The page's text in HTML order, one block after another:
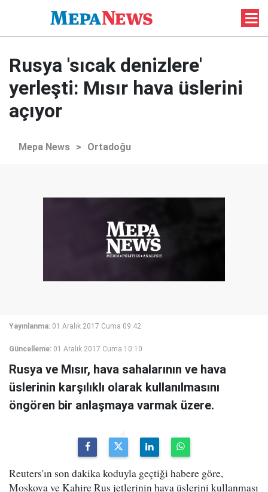
Rusya 'sıcak denizlere'
yerleşti: Mısır hava üslerini
açıyor
Mepa News > Ortadoğu
Yayınlanma: 01 Aralık 2017 Cuma 09:42
Güncelleme: 01 Aralık 2017 Cuma 10:10
Rusya ve Mısır, hava sahalarının ve hava
üslerinin karşılıklı olarak kullanılmasını
öngören bir anlaşmaya varmak üzere.
Reuters'ın son dakika koduyla geçtiği habere göre,
Moskova ve Kahire Rus jetlerinin hava üslerini kullanması